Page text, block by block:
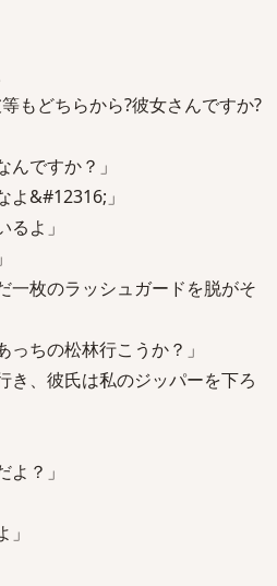
もどちらから?彼女さんですか?
んですか？」
よ&#12316;」
るよ」
一枚のラッシュガードを脱がそ
っちの松林行こうか？」
き、彼氏は私のジッパーを下ろ
よ？」